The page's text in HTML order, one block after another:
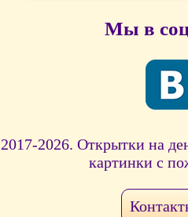
Мы в соц
2017-2026. Открытки на
картинки с